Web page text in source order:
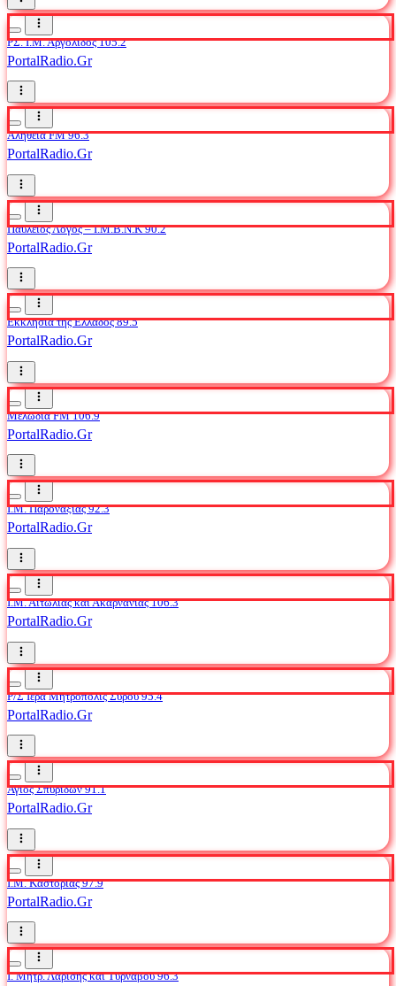
ΡΣ. Ι.Μ. Αργολίδος 105.2
PortalRadio.Gr
Αλήθεια FM 96.3
PortalRadio.Gr
Παύλειος Λόγος – Ι.M.Β.Ν.Κ 90.2
PortalRadio.Gr
Εκκλησία της Ελλάδος 89.5
PortalRadio.Gr
Μελωδία FM 106.9
PortalRadio.Gr
Ι.Μ. Παροναξίας 92.3
PortalRadio.Gr
Ι.Μ. Αιτωλίας και Ακαρνανίας 106.3
PortalRadio.Gr
Ρ/Σ Ιερά Μητρόπολις Σύρου 95.4
PortalRadio.Gr
Άγιος Σπυρίδων 91.1
PortalRadio.Gr
I.M. Καστοριάς 97.9
PortalRadio.Gr
Ι. Μητρ. Λαρίσης και Τυρνάβου 96.3